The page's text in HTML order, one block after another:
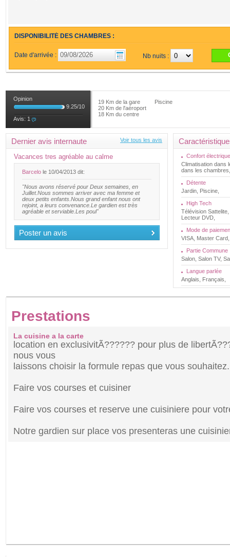
DISPONIBILITÉ DES CHAMBRES :
Date d'arrivée : Nb nuits :
Opinion
9.25/10
Avis: 1
19 Km de la gare
20 Km de l'aéroport
18 Km du centre
Piscine
Confort électrique
Climatisation dans
dans les chambres,
Détente
Jardin, Piscine,
High Tech
Télévision
Lecteur DVD,
Mode de
VISA, Master
Partie Commune
Salon, Salon TV,
Langue parlée
Anglais, Français,
Dernier avis internaute Voir tous les avis
Vacances tres agréable au calme
Barcelo le 10/04/2013 dit:
"Nous avons réservé pour Deux semaines, en
Juillet.Nous sommes arriver avec ma femme et
deux petits enfants.Nous grand enfant nous ont
rejoint, a leurs convenance.Le gardien est très
agréable et serviable.Les poul"
Poster un avis
Prestations
La cuisine a la carte
location en exclusivitÃ?????? pour plus de
nous vous
laissons choisir la formule repas que vous souhaitez.
Faire vos courses et cuisiner
Faire vos courses et reserve une cuisiniere pour
Notre gardien sur place vos presenteras une